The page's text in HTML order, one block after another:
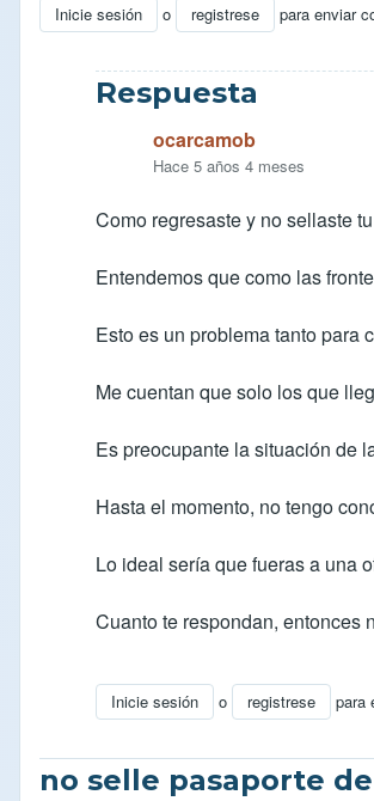
Inicie sesión o registrese para enviar
Respuesta
ocarcamob
Hace 5 años 4 meses
Como regresaste y no sellaste
Entendemos que como las
Esto es un problema tanto para
Me cuentan que solo los que
Es preocupante la situación de
Hasta el momento, no tengo
Lo ideal sería que fueras a una
Cuanto te respondan, entonces
Inicie sesión o registrese para
En respuesta a Buen día, yo
no selle pasaporte